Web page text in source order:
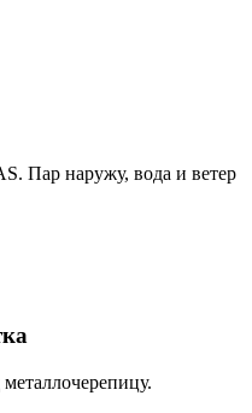
Пар наружу, вода и ветер